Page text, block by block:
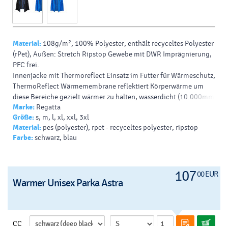
Material: 108g/m², 100% Polyester, enthält recyceltes Polyester
(rPet), Außen: Stretch Ripstop Gewebe mit DWR Imprägnierung,
PFC frei.
Innenjacke mit Thermoreflect Einsatz im Futter für Wärmeschutz,
ThermoReflect Wärmemembrane reflektiert Körperwärme um
diese Bereiche gezielt wärmer zu halten, wasserdicht (10.000mm
Wassersäule), wasserdichte Reißverschlüsse, atmungsaktiv
(10.000g/m² in 24h), verstaubare Kapuze mit Kordelzug,
verstellbarer Saum mit Kordelzug, 2 Seitentaschen und 2
Brusttaschen mit Reißverschluss, Brusttaschen mit RFID Schutz
EN 343:2003 A1:2007, Klasse 3:2, reflektierende Details an
Ärmel und Rückenteil, 40° waschbar, nicht bügeln, nicht
Marke: Regatta
Größe:s, m, l, xl, xxl, 3xl
Material: pes (polyester), rpet - recyceltes polyester, ripstop
Farbe:schwarz, blau
10700 EUR
Warmer Unisex Parka Astra
CC